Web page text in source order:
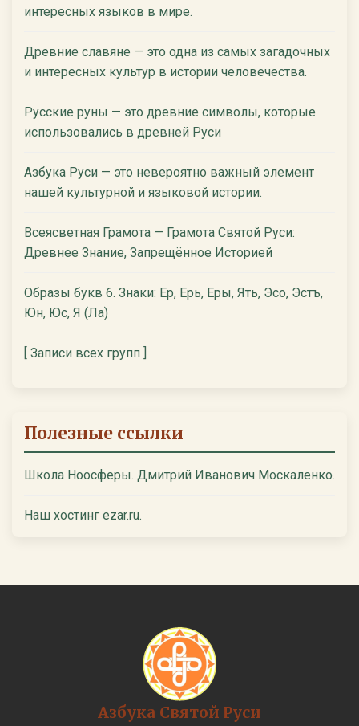
интересных языков в мире.
Древние славяне — это одна из самых загадочных
и интересных культур в истории человечества.
Русские руны — это древние символы, которые
использовались в древней Руси
Азбука Руси — это невероятно важный элемент
нашей культурной и языковой истории.
Всеясветная Грамота — Грамота Святой Руси:
Древнее Знание, Запрещённое Историей
Образы букв 6. Знаки: Ер, Ерь, Еры, Ять, Эсо, Эстъ,
Юн, Юс, Я (Ла)
[ Записи всех групп ]
Полезные ссылки
Школа Ноосферы. Дмитрий Иванович Москаленко.
Наш хостинг ezar.ru.
Азбука Святой Руси